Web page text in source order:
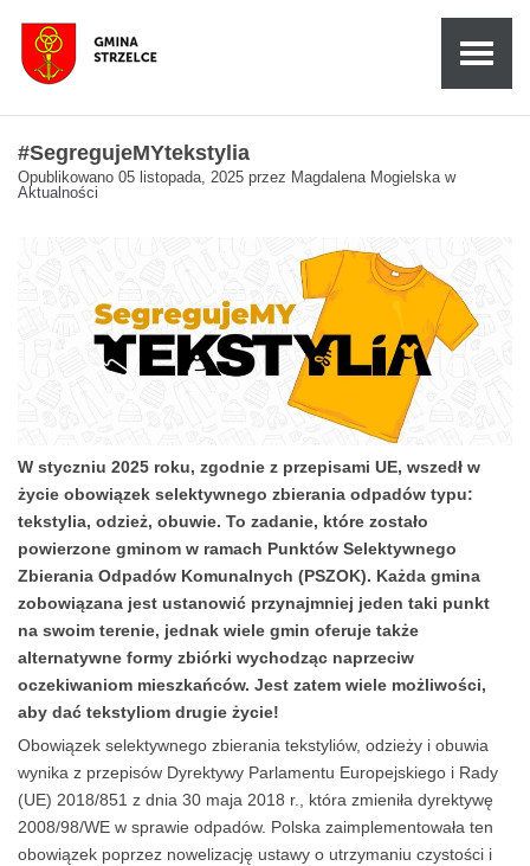
#SegregujeMYtekstylia
Opublikowano 05 listopada, 2025 przez Magdalena Mogielska w
Aktualności
W styczniu 2025 roku, zgodnie z przepisami UE, wszedł w
życie obowiązek selektywnego zbierania odpadów typu:
tekstylia, odzież, obuwie. To zadanie, które zostało
powierzone gminom w ramach Punktów Selektywnego
Zbierania Odpadów Komunalnych (PSZOK). Każda gmina
zobowiązana jest ustanowić przynajmniej jeden taki punkt
na swoim terenie, jednak wiele gmin oferuje także
alternatywne formy zbiórki wychodząc naprzeciw
oczekiwaniom mieszkańców. Jest zatem wiele możliwości,
aby dać tekstyliom drugie życie!
Obowiązek selektywnego zbierania tekstyliów, odzieży i obuwia
wynika z przepisów Dyrektywy Parlamentu Europejskiego i Rady
(UE) 2018/851 z dnia 30 maja 2018 r., która zmieniła dyrektywę
2008/98/WE w sprawie odpadów. Polska zaimplementowała ten
obowiązek poprzez nowelizację ustawy o utrzymaniu czystości i